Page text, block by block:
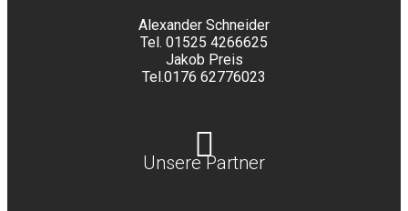
Alexander Schneider
Tel. 01525 4266625
Jakob Preis
Tel.0176 62776023
Unsere Partner